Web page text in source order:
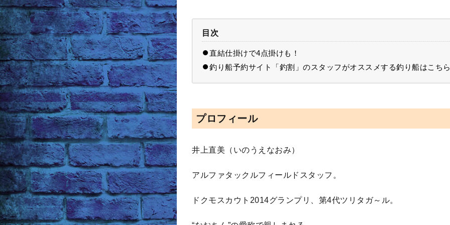
目次
直結仕掛けで4点掛けも！
釣り船予約サイト「釣割」のスタッフがオススメする釣り船はこち
プロフィール
井上直美（いのうえなおみ）
アルファタックルフィールドスタッフ。
ドクモスカウト2014グランプリ、第4代ツリタガ～ル。